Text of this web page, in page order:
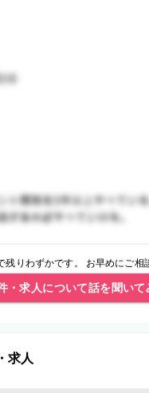
りわずかです。 お早めにご相
・求人について話を聞いて
求人